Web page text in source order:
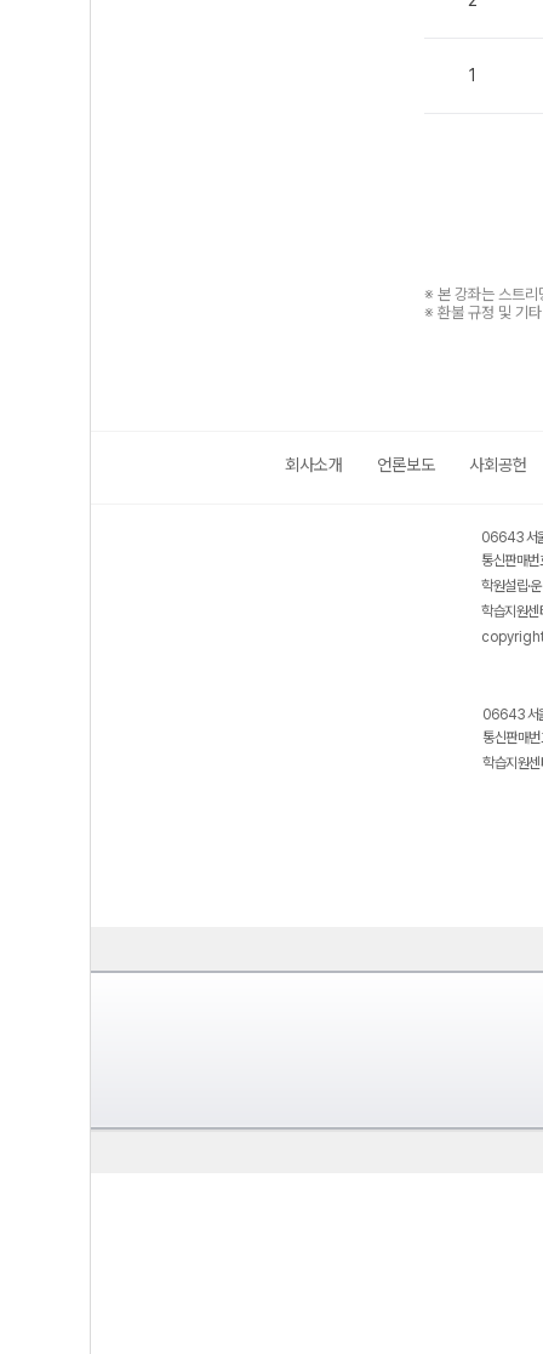
1
※ 본 강좌는 스트리
※ 환불 규정 및 기
회사소개 언론보도 사회공헌
06643 서
통신판매
학원설립·
학습지원
06643 서
통신판매
학습지원